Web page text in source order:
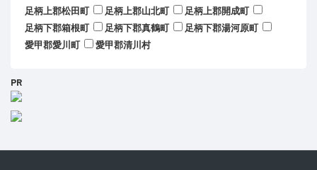
足柄上郡松田町
足柄上郡山北町
足柄上郡開成町
足柄下郡箱根町
足柄下郡真鶴町
足柄下郡湯河原町
愛甲郡愛川町
愛甲郡清川村
PR